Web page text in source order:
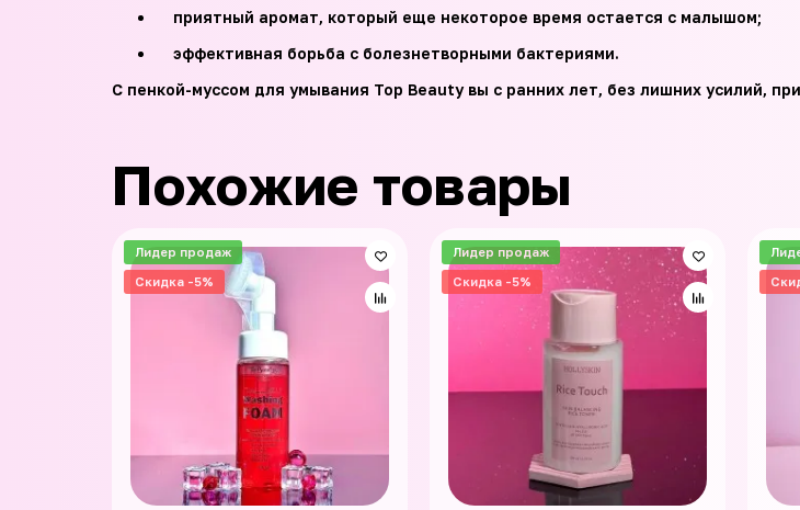
приятный аромат, который еще некоторое время остается с малышом;
эффективная борьба с болезнетворными бактериями.
С пенкой-муссом для умывания Top Beauty вы с ранних лет, без лишних усилий,
Похожие товары
Лидер продаж
Скидка -5%
Лидер продаж
Скидка -5%